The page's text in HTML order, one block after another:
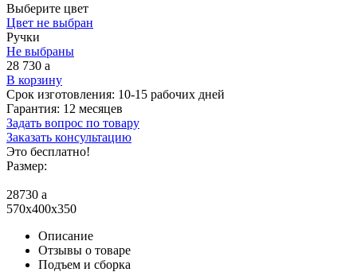
Выберите цвет
Цвет не выбран
Ручки
Не выбраны
28 730 a
В корзину
Срок изготовления: 10-15 рабочих дней
Гарантия: 12 месяцев
Задать вопрос по товару
Заказать консультацию
Это бесплатно!
Размер:
28730 a
570x400x350
Описание
Отзывы о товаре
Подъем и сборка